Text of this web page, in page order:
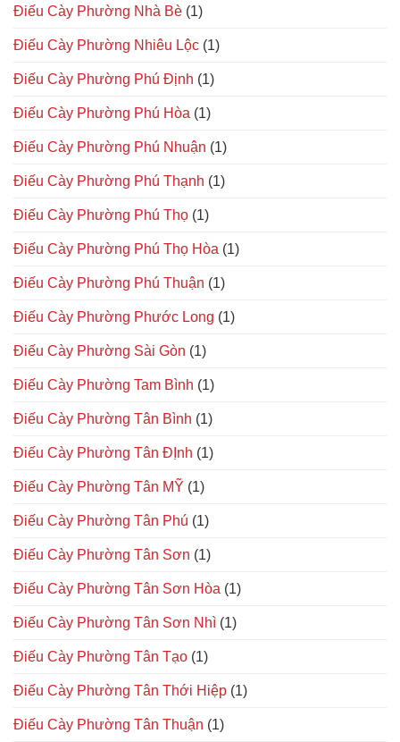
Điếu Cày Phường Nhà Bè (1)
Điếu Cày Phường Nhiêu Lộc (1)
Điếu Cày Phường Phú Định (1)
Điếu Cày Phường Phú Hòa (1)
Điếu Cày Phường Phú Nhuận (1)
Điếu Cày Phường Phú Thạnh (1)
Điếu Cày Phường Phú Thọ (1)
Điếu Cày Phường Phú Thọ Hòa (1)
Điếu Cày Phường Phú Thuận (1)
Điếu Cày Phường Phước Long (1)
Điếu Cày Phường Sài Gòn (1)
Điếu Cày Phường Tam Bình (1)
Điếu Cày Phường Tân Bình (1)
Điếu Cày Phường Tân ĐỊnh (1)
Điếu Cày Phường Tân MỸ (1)
Điếu Cày Phường Tân Phú (1)
Điếu Cày Phường Tân Sơn (1)
Điếu Cày Phường Tân Sơn Hòa (1)
Điếu Cày Phường Tân Sơn Nhì (1)
Điếu Cày Phường Tân Tạo (1)
Điếu Cày Phường Tân Thới Hiệp (1)
Điếu Cày Phường Tân Thuận (1)